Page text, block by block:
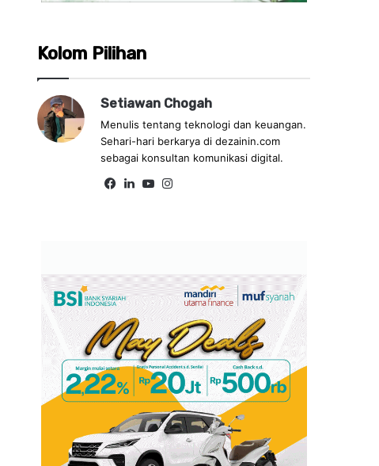
Kolom Pilihan
Setiawan Chogah
Menulis tentang teknologi dan keuangan.
Sehari-hari berkarya di dezainin.com
sebagai konsultan komunikasi digital.
Fa Lin Yo